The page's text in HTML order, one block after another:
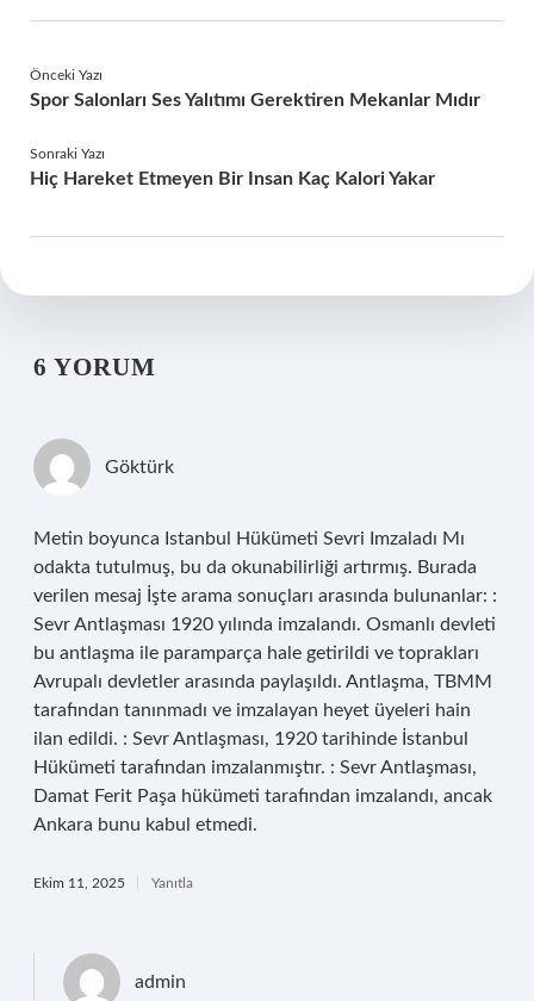
Önceki Yazı
Spor Salonları Ses Yalıtımı Gerektiren Mekanlar Mıdır
Sonraki Yazı
Hiç Hareket Etmeyen Bir Insan Kaç Kalori Yakar
6 YORUM
Göktürk
Metin boyunca Istanbul Hükümeti Sevri Imzaladı Mı
odakta tutulmuş, bu da okunabilirliği artırmış. Burada
verilen mesaj İşte arama sonuçları arasında bulunanlar: :
Sevr Antlaşması 1920 yılında imzalandı. Osmanlı devleti
bu antlaşma ile paramparça hale getirildi ve toprakları
Avrupalı devletler arasında paylaşıldı. Antlaşma, TBMM
tarafından tanınmadı ve imzalayan heyet üyeleri hain
ilan edildi. : Sevr Antlaşması, 1920 tarihinde İstanbul
Hükümeti tarafından imzalanmıştır. : Sevr Antlaşması,
Damat Ferit Paşa hükümeti tarafından imzalandı, ancak
Ankara bunu kabul etmedi.
Ekim 11, 2025 Yanıtla
admin